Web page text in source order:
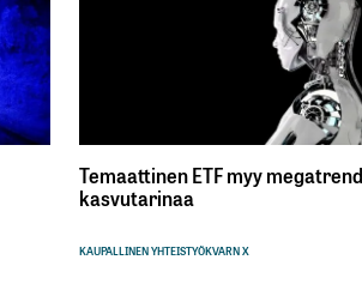
Temaattinen ETF myy
kasvutarinaa
KAUPALLINEN YHTEISTYÖKVARN X